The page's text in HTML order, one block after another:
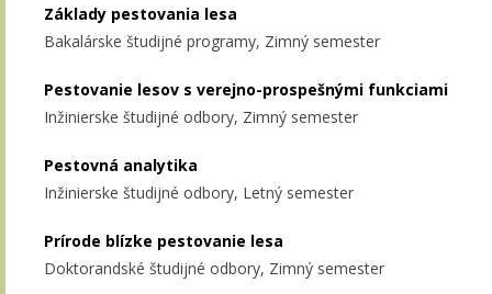
Základy pestovania lesa
Bakalárske študijné programy, Zimný semester
Pestovanie lesov s verejno-prospešnými funkciami
Inžinierske študijné odbory, Zimný semester
Pestovná analytika
Inžinierske študijné odbory, Letný semester
Prírode blízke pestovanie lesa
Doktorandské študijné odbory, Zimný semester